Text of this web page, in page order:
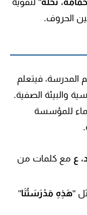
حَمَامَة، نَخْلَة" لتقوية
الحروف.
المدرسة، فيتعلم
والبيئة الصفية.
للمؤسسة
ع مع كلمات من
"هَذِهِ مَدْرَسَتُنَا"